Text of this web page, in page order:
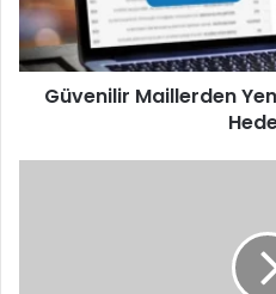
Hedefte
Güvenilir Maillerden